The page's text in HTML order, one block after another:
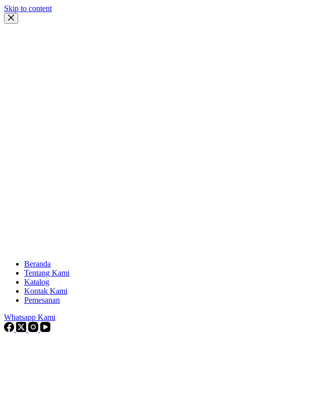
Skip to content
Beranda
Tentang Kami
Katalog
Kontak Kami
Pemesanan
Whatsapp Kami